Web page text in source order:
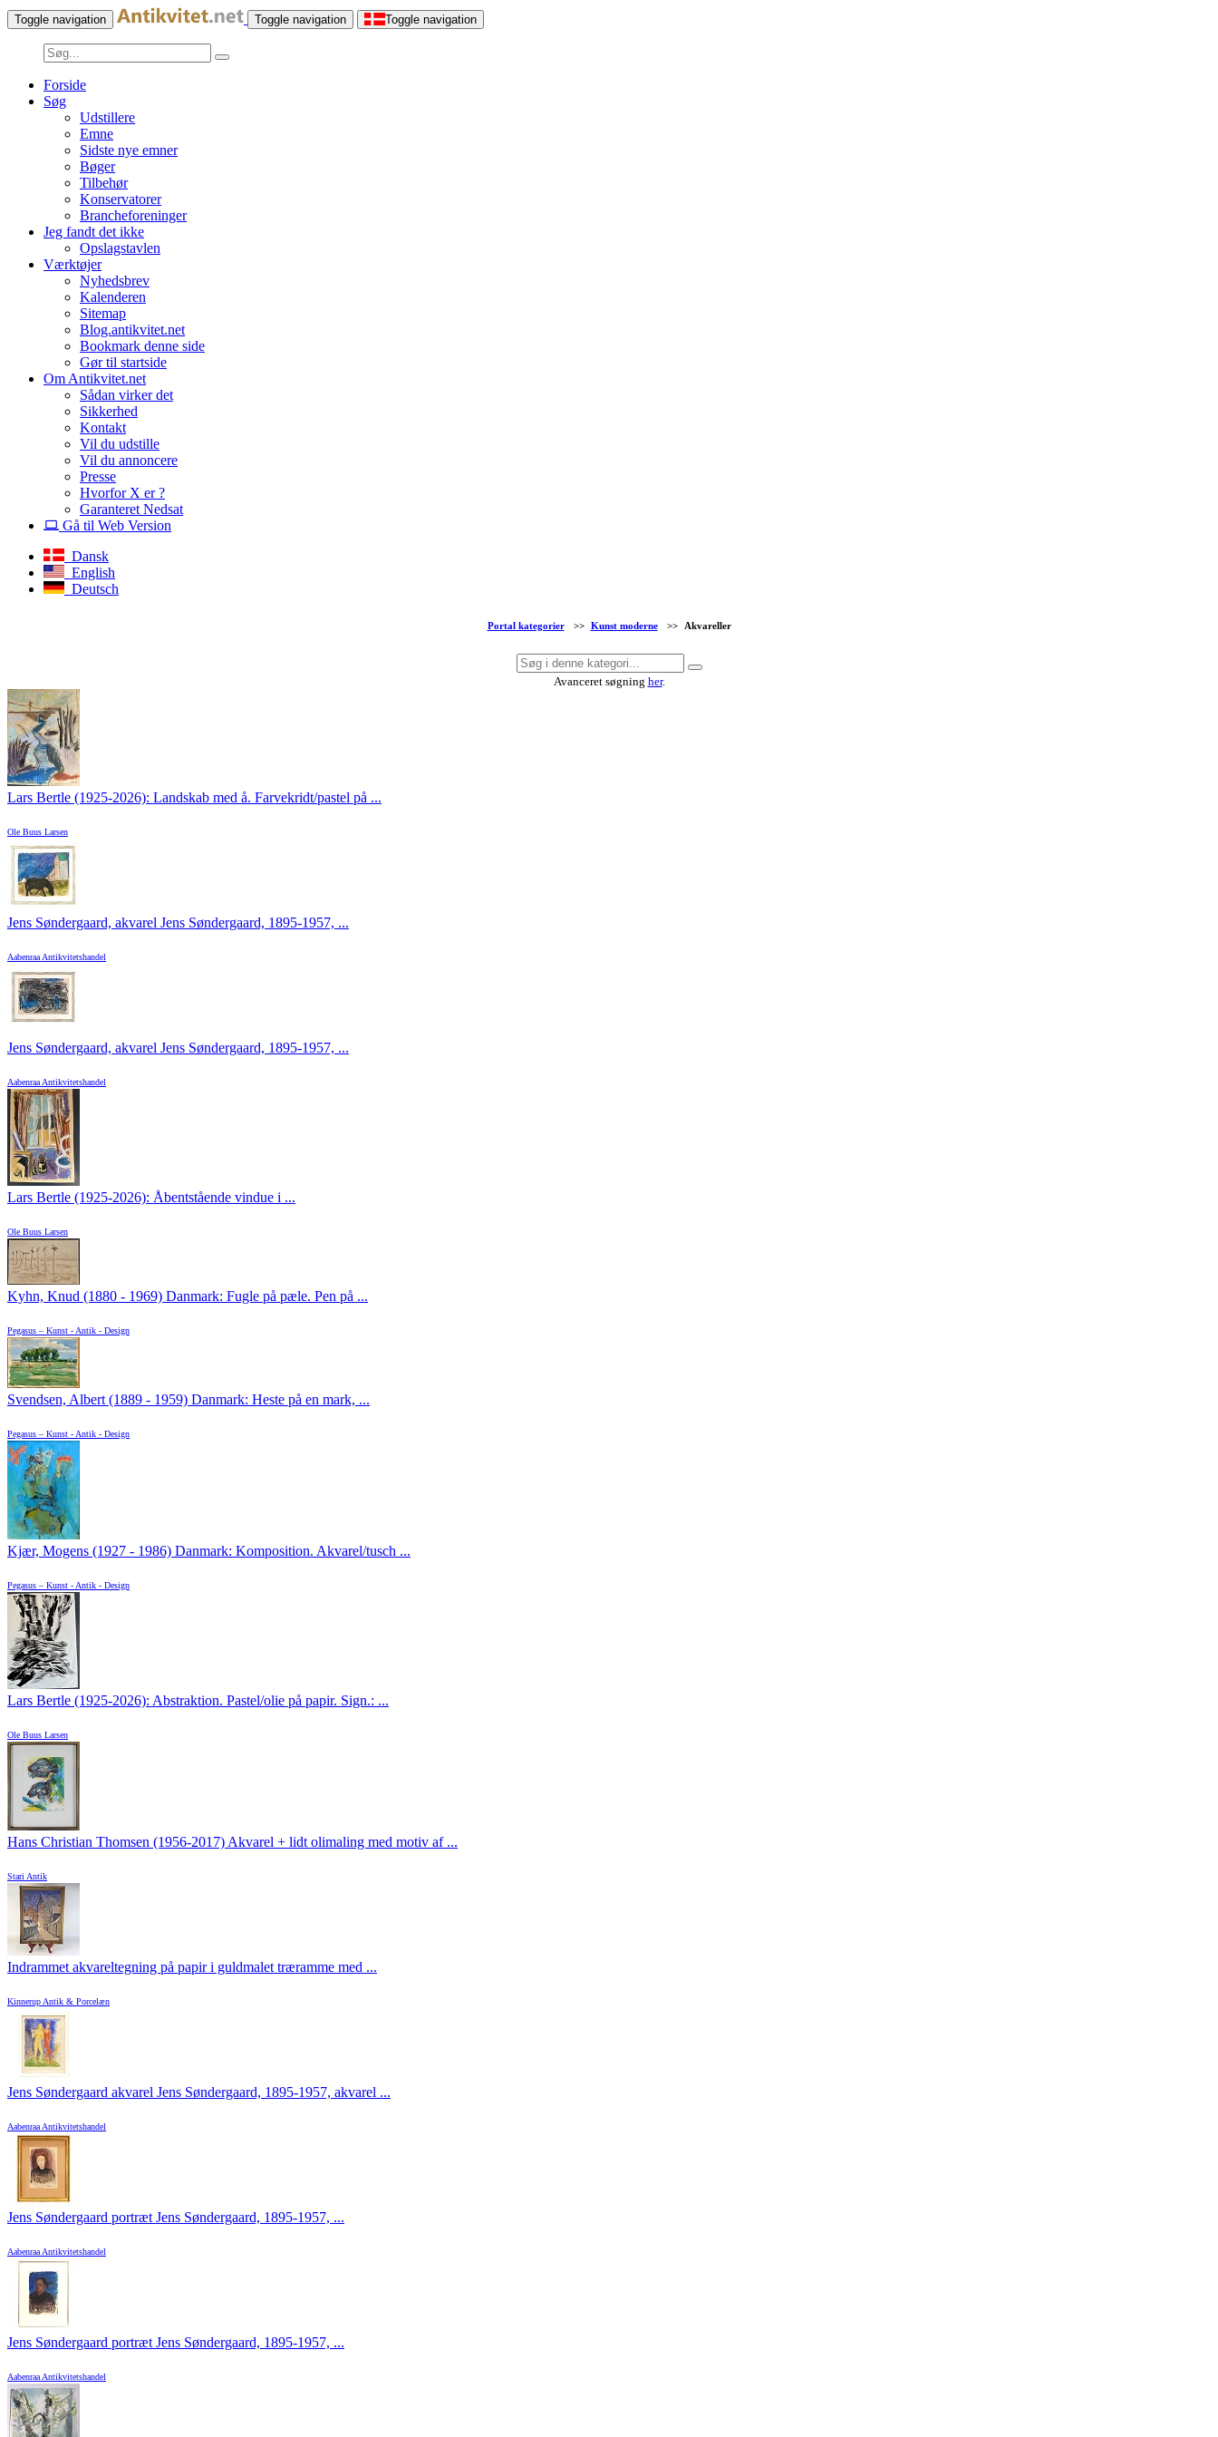
Toggle navigation Toggle navigation Toggle navigation
Forside
Søg
Udstillere
Emne
Sidste nye emner
Bøger
Tilbehør
Konservatorer
Brancheforeninger
Jeg fandt det ikke
Opslagstavlen
Værktøjer
Nyhedsbrev
Kalenderen
Sitemap
Blog.antikvitet.net
Bookmark denne side
Gør til startside
Om Antikvitet.net
Sådan virker det
Sikkerhed
Kontakt
Vil du udstille
Vil du annoncere
Presse
Hvorfor X er ?
Garanteret Nedsat
Gå til Web Version
Dansk
English
Deutsch
Portal kategorier >> Kunst moderne >> Akvareller
Avanceret søgning her.
Lars Bertle (1925-2026): Landskab med å. Farvekridt/pastel på ...
Ole Buus Larsen
Jens Søndergaard, akvarel Jens Søndergaard, 1895-1957, ...
Aabenraa Antikvitetshandel
Jens Søndergaard, akvarel Jens Søndergaard, 1895-1957, ...
Aabenraa Antikvitetshandel
Lars Bertle (1925-2026): Åbentstående vindue i ...
Ole Buus Larsen
Kyhn, Knud (1880 - 1969) Danmark: Fugle på pæle. Pen på ...
Pegasus – Kunst - Antik - Design
Svendsen, Albert (1889 - 1959) Danmark: Heste på en mark, ...
Pegasus – Kunst - Antik - Design
Kjær, Mogens (1927 - 1986) Danmark: Komposition. Akvarel/tusch ...
Pegasus – Kunst - Antik - Design
Lars Bertle (1925-2026): Abstraktion. Pastel/olie på papir. Sign.: ...
Ole Buus Larsen
Hans Christian Thomsen (1956-2017) Akvarel + lidt olimaling med motiv af ...
Stari Antik
Indrammet akvareltegning på papir i guldmalet træramme med ...
Kinnerup Antik & Porcelæn
Jens Søndergaard akvarel Jens Søndergaard, 1895-1957, akvarel ...
Aabenraa Antikvitetshandel
Jens Søndergaard portræt Jens Søndergaard, 1895-1957, ...
Aabenraa Antikvitetshandel
Jens Søndergaard portræt Jens Søndergaard, 1895-1957, ...
Aabenraa Antikvitetshandel